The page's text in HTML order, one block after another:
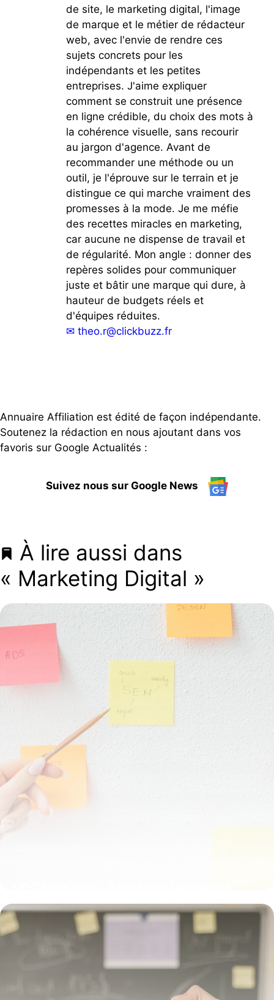
de site, le marketing digital, l'image
de marque et le métier de rédacteur
web, avec l'envie de rendre ces
sujets concrets pour les
indépendants et les petites
entreprises. J'aime expliquer
comment se construit une présence
en ligne crédible, du choix des mots à
la cohérence visuelle, sans recourir
au jargon d'agence. Avant de
recommander une méthode ou un
outil, je l'éprouve sur le terrain et je
distingue ce qui marche vraiment des
promesses à la mode. Je me méfie
des recettes miracles en marketing,
car aucune ne dispense de travail et
de régularité. Mon angle : donner des
repères solides pour communiquer
juste et bâtir une marque qui dure, à
hauteur de budgets réels et
d'équipes réduites.
✉ theo.r@clickbuzz.fr
Annuaire Affiliation est édité de façon indépendante.
Soutenez la rédaction en nous ajoutant dans vos
favoris sur Google Actualités :
Suivez nous sur Google News
À lire aussi dans
« Marketing Digital »
2025
25 mai 2026